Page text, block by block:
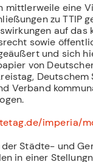
mittlerweile eine
zu TTIP
auf das
sowie
und sich
von
Verband
imperia/
Städte- und
in einer